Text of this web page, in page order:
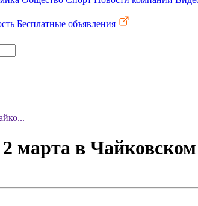
Бесплатные объявления
марта в